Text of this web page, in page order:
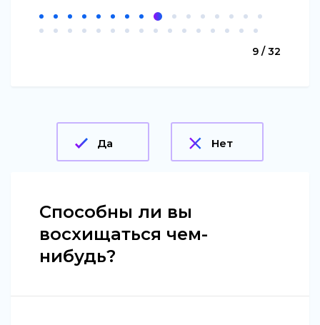
9 / 32
Да Нет
Способны ли вы
восхищаться чем-
нибудь?